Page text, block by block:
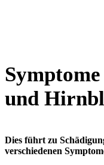
und
Dies führt zu
verschiedenen